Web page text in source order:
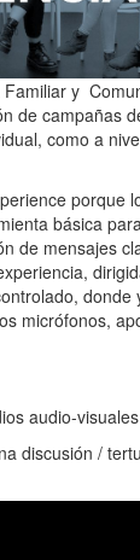
y
de campañas
como a
porque
básica
de mensajes
donde
micrófonos,
audio-
discusión /